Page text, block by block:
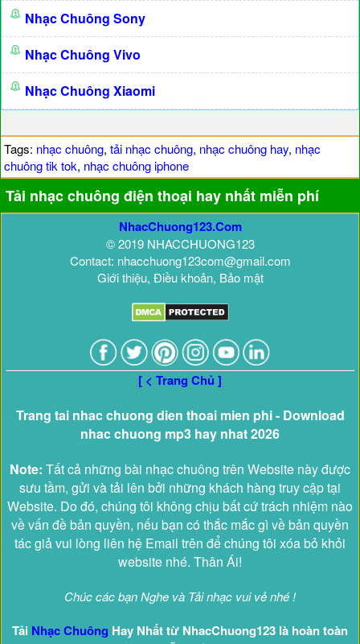
Nhạc Chuông Sony
Nhạc Chuông Vivo
Nhạc Chuông Xiaomi
Tags: nhạc chuông, tải nhạc chuông, nhạc chuông hay, nhạc
chuông tik tok, nhạc chuông iphone
Tải nhạc chuông điện thoại hay nhất miễn phí
NhacChuong123.Com
© 2019 NHACCHUONG123
Contact: nhacchuong123com@gmail.com
Giới thiệu, Điều khoản, Bảo mật
[ < Trang Chủ ]
Trang tai nhac chuong dien thoai mien phi - Download
nhac chuong mp3 hay nhat 2026
Note: Tất cả những bài nhạc chuông trên Website này được
sưu tầm, gửi và tải lên bởi những khách hàng truy cập tại
Website. Do đó, chúng tôi không chịu bất cứ trách nhiệm nào
về vấn đề bản quyền, nếu bạn có thắc mắc gì về bản quyền
tác giả vui lòng liên hệ Email trên để chúng tôi xóa bỏ khỏi
website nhé. Thân Ái!
Chúc các bạn Nghe và Tải nhạc vui vẻ nhé !
Tải Nhạc Chuông Hay Nhất từ NhacChuong123 là hoàn toàn